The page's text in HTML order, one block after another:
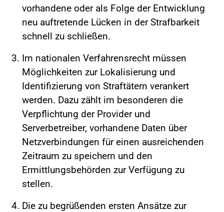
vorhandene oder als Folge der Entwicklung
neu auftretende Lücken in der Strafbarkeit
schnell zu schließen.
Im nationalen Verfahrensrecht müssen
Möglichkeiten zur Lokalisierung und
Identifizierung von Straftätern verankert
werden. Dazu zählt im besonderen die
Verpflichtung der Provider und
Serverbetreiber, vorhandene Daten über
Netzverbindungen für einen ausreichenden
Zeitraum zu speichern und den
Ermittlungsbehörden zur Verfügung zu
stellen.
Die zu begrüßenden ersten Ansätze zur